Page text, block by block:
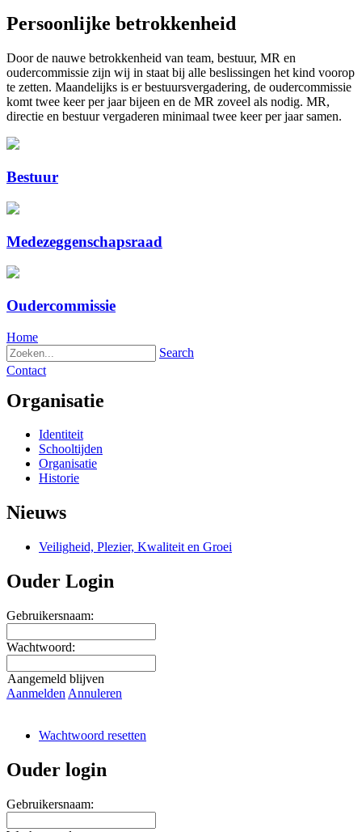
Persoonlijke betrokkenheid
Door de nauwe betrokkenheid van team, bestuur, MR en
oudercommissie zijn wij in staat bij alle beslissingen het kind voorop
te zetten. Maandelijks is er bestuursvergadering, de oudercommissie
komt twee keer per jaar bijeen en de MR zoveel als nodig. MR,
directie en bestuur vergaderen minimaal twee keer per jaar samen.
Bestuur
Medezeggenschapsraad
Oudercommissie
Home
Search
Contact
Organisatie
Identiteit
Schooltijden
Organisatie
Historie
Nieuws
Veiligheid, Plezier, Kwaliteit en Groei
Ouder Login
Gebruikersnaam:
Wachtwoord:
Aangemeld blijven
Aanmelden Annuleren
Wachtwoord resetten
Ouder login
Gebruikersnaam: